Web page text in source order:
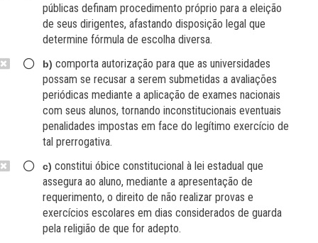
públicas definam procedimento próprio para a eleição
de seus dirigentes, afastando disposição legal que
determine fórmula de escolha diversa.
b) comporta autorização para que as universidades
possam se recusar a serem submetidas a avaliações
periódicas mediante a aplicação de exames nacionais
com seus alunos, tornando inconstitucionais eventuais
penalidades impostas em face do legítimo exercício de
tal prerrogativa.
c) constitui óbice constitucional à lei estadual que
assegura ao aluno, mediante a apresentação de
requerimento, o direito de não realizar provas e
exercícios escolares em dias considerados de guarda
pela religião de que for adepto.